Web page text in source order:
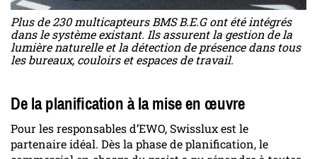
Plus de 230 multicapteurs BMS B.E.G ont été intégrés
dans le système existant. Ils assurent la gestion de la
lumière naturelle et la détection de présence dans tous
les bureaux, couloirs et espaces de travail.
De la planification à la mise en œuvre
Pour les responsables d’EWO, Swisslux est le
partenaire idéal. Dès la phase de planification, le